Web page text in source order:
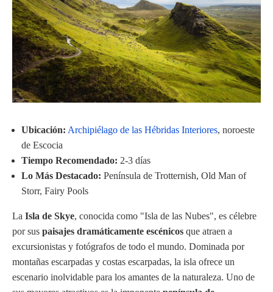
Ubicación: Archipiélago de las Hébridas Interiores, noroeste
de Escocia
Tiempo Recomendado: 2-3 días
Lo Más Destacado: Península de Trotternish, Old Man of
Storr, Fairy Pools
La Isla de Skye, conocida como "Isla de las Nubes", es célebre
por sus paisajes dramáticamente escénicos que atraen a
excursionistas y fotógrafos de todo el mundo. Dominada por
montañas escarpadas y costas escarpadas, la isla ofrece un
escenario inolvidable para los amantes de la naturaleza. Uno de